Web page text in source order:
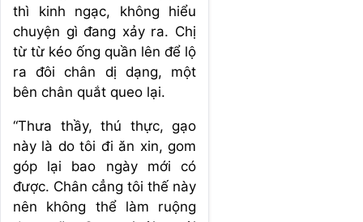
thì kinh ngạc, không hiểu
chuyện gì đang xảy ra. Chị
từ từ kéo ống quần lên để lộ
ra đôi chân dị dạng, một
bên chân quắt queo lại.
“Thưa thầy, thú thực, gạo
này là do tôi đi ăn xin, gom
góp lại bao ngày mới có
được. Chân cẳng tôi thế này
nên không thể làm ruộng